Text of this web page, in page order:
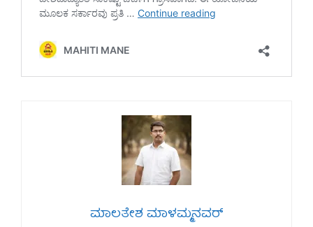
ಮಾಲತೇಶ ಮಾಳಮ್ಮನವರ್